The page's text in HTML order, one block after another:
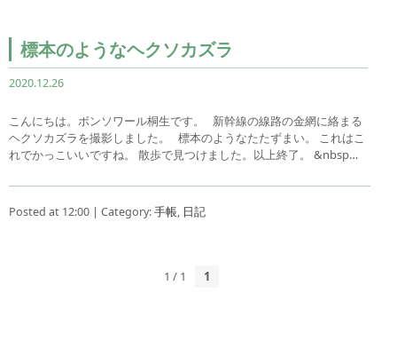
標本のようなヘクソカズラ
2020.12.26
こんにちは。ボンソワール桐生です。 新幹線の線路の金網に絡まる
ヘクソカズラを撮影しました。 標本のようなたたずまい。 これはこ
れでかっこいいですね。 散歩で見つけました。以上終了。 &nbsp…
Posted at 12:00 | Category:手帳, 日記
1 / 1 1